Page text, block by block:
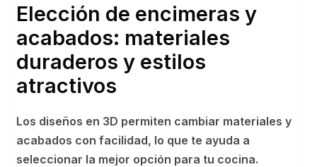
Elección de encimeras y
acabados: materiales
duraderos y estilos
atractivos
Los diseños en 3D permiten cambiar materiales y
acabados con facilidad, lo que te ayuda a
seleccionar la mejor opción para tu cocina.